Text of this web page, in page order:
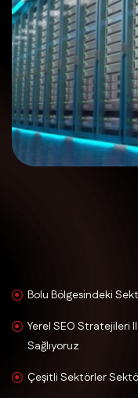
Bolu Bölgesindeki
Yerel SEO Stratejileri
Sağlıyoruz
Çeşitli Sektörler